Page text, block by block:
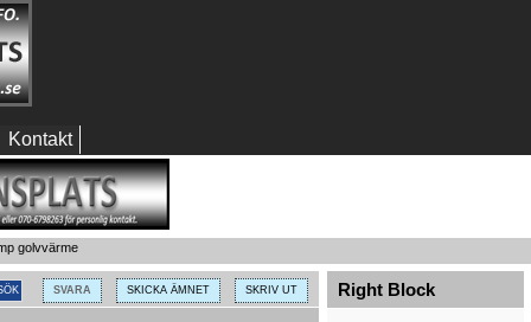
Kontakt
golvvärme
SVARA SKICKA ÄMNET SKRIV UT Right Block